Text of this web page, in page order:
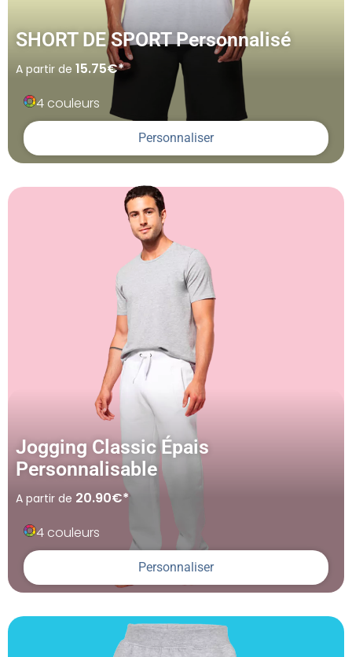
SHORT DE SPORT Personnalisé
A partir de 15.75€*
4 couleurs
Personnaliser
Jogging Classic Épais
Personnalisable
A partir de 20.90€*
4 couleurs
Personnaliser